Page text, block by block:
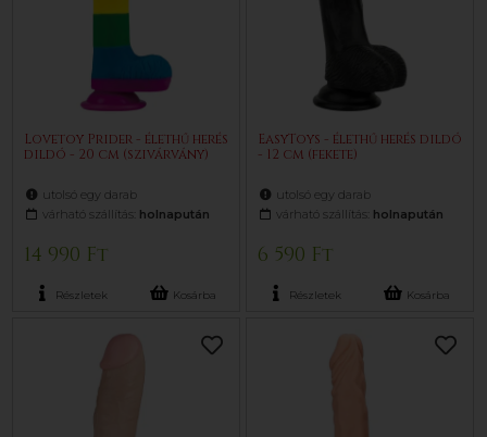
Lovetoy Prider - élethű herés
dildó - 20 cm (szivárvány)
utolsó egy darab
várható szállítás: holnapután
14 990 Ft
Részletek Kosárba
EasyToys - élethű herés dildó
- 12 cm (fekete)
utolsó egy darab
várható szállítás: holnapután
6 590 Ft
Részletek Kosárba